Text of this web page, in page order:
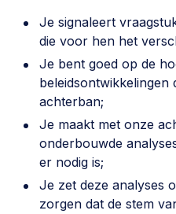
Meebeslissen
Uitdaagrecht,
Samenwerken en
Lobbyen, invloed
Omgevingswet en
invoering omgevingswet,
gebiedsontwikkeling>
Je signaleert
die voor hen het
Je bent goed op de
achterban;
Je maakt met onze
onderbouwde
er nodig is;
Je zet deze analyses
zorgen dat de stem